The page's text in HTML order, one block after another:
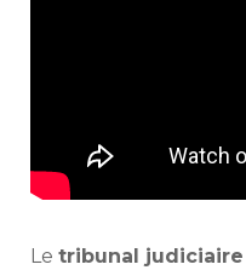
Le tribunal judiciaire